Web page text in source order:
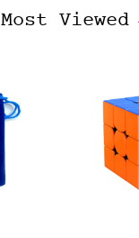
Most Viewed